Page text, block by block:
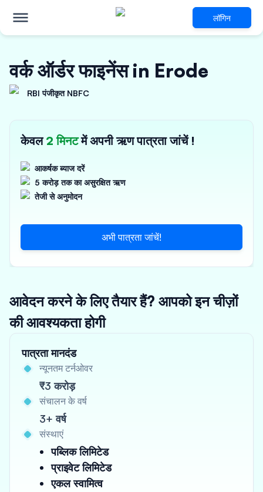
लॉगिन
वर्क ऑर्डर फाइनेंस in Erode
RBI पंजीकृत NBFC
केवल2 मिनटमें अपनी ऋण पात्रता जांचें !
आकर्षक ब्याज दरें
5 करोड़ तक का असुरक्षित ऋण
तेजी से अनुमोदन
अभी पात्रता जांचें!
आवेदन करने के लिए तैयार हैं? आपको इन चीज़ों
की आवश्यकता होगी
पात्रता मानदंड
न्यूनतम टर्नओवर
₹3 करोड़
संचालन के वर्ष
3+ वर्ष
संस्थाएं
पब्लिक लिमिटेड
प्राइवेट लिमिटेड
एकल स्वामित्व